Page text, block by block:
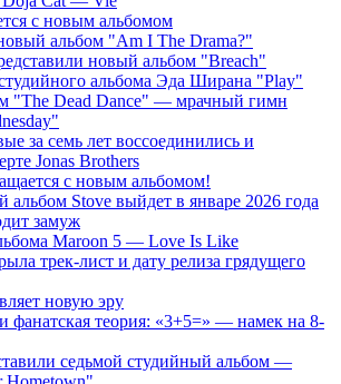
с новым альбомом
альбом "Am I The Drama?"
новый альбом "Breach"
альбома Эда Ширана "Play"
"The Dead Dance" — мрачный гимн
за семь лет воссоединились и
Jonas Brothers
с новым альбомом!
альбом Stove выйдет в январе 2026 года
замуж
Maroon 5 — Love Is Like
трек-лист и дату релиза грядущего
новую эру
фанатская теория: «3+5=» — намек на 8-
седьмой студийный альбом —